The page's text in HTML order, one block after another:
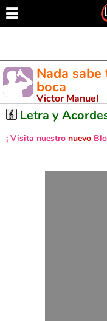
Nada
boca
Victor Manuel
Letra y
¡ Visita nuestro nuevo